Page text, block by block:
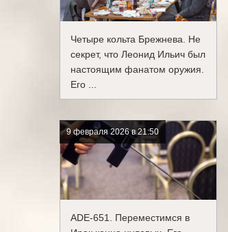
Четыре кольта Брежнева. Не
секрет, что Леонид Ильич был
настоящим фанатом оружия.
Его ...
9 февраля 2026 в 21:50
ADE-651. Переместимся в